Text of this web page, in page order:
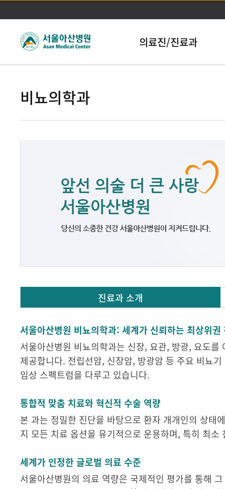
본문바로가기
의료진/진료과
비뇨의학과
진료과 소개
서울아산병원 비뇨의학과: 세계가 신뢰하는 최상위
서울아산병원 비뇨의학과는 신장, 요관, 방광, 요도
제공합니다. 전립선암, 신장암, 방광암 등 주요 비뇨
임상 스펙트럼을 다루고 있습니다.
통합적 맞춤 치료와 혁신적 수술 역량
본 과는 정밀한 진단을 바탕으로 환자 개개인의 상태
지 모든 치료 옵션을 유기적으로 운용하며, 특히 최
세계가 인정한 글로벌 의료 수준
서울아산병원의 의료 역량은 국제적인 평가를 통해